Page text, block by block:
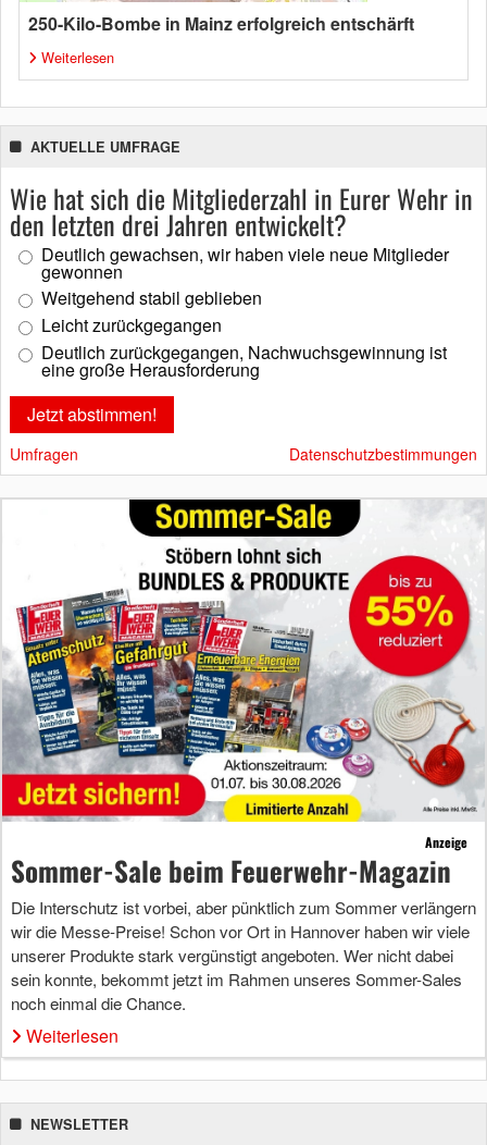
250-Kilo-Bombe in Mainz erfolgreich entschärft
Weiterlesen
AKTUELLE UMFRAGE
Wie hat sich die Mitgliederzahl in Eurer Wehr in
den letzten drei Jahren entwickelt?
Deutlich gewachsen, wir haben viele neue Mitglieder
gewonnen
Weitgehend stabil geblieben
Leicht zurückgegangen
Deutlich zurückgegangen, Nachwuchsgewinnung ist
eine große Herausforderung
Umfragen Datenschutzbestimmungen
Anzeige
Sommer-Sale beim Feuerwehr-Magazin
Die Interschutz ist vorbei, aber pünktlich zum Sommer verlängern
wir die Messe-Preise! Schon vor Ort in Hannover haben wir viele
unserer Produkte stark vergünstigt angeboten. Wer nicht dabei
sein konnte, bekommt jetzt im Rahmen unseres Sommer-Sales
noch einmal die Chance.
Weiterlesen
NEWSLETTER